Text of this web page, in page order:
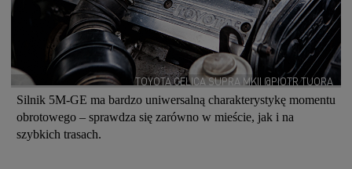
TOYOTA CELICA SUPRA MKII @PIOTR TUORA
Silnik 5M-GE ma bardzo uniwersalną charakterystykę momentu
obrotowego – sprawdza się zarówno w mieście, jak i na
szybkich trasach.